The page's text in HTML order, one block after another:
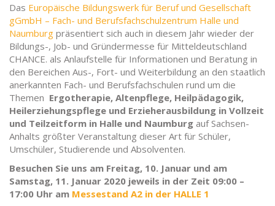
Das Europäische Bildungswerk für Beruf und Gesellschaft
gGmbH – Fach- und Berufsfachschulzentrum Halle und
Naumburg präsentiert sich auch in diesem Jahr wieder der
Bildungs-, Job- und Gründermesse für Mitteldeutschland
CHANCE. als Anlaufstelle für Informationen und Beratung in
den Bereichen Aus-, Fort- und Weiterbildung an den staatlich
anerkannten Fach- und Berufsfachschulen rund um die
Themen Ergotherapie, Altenpflege, Heilpädagogik,
Heilerziehungspflege und Erzieherausbildung in Vollzeit
und Teilzeitform in Halle und Naumburg auf Sachsen-
Anhalts größter Veranstaltung dieser Art für Schüler,
Umschüler, Studierende und Absolventen.
Besuchen Sie uns am Freitag, 10. Januar und am
Samstag, 11. Januar 2020 jeweils in der Zeit 09:00 –
17:00 Uhr am Messestand A2 in der HALLE 1